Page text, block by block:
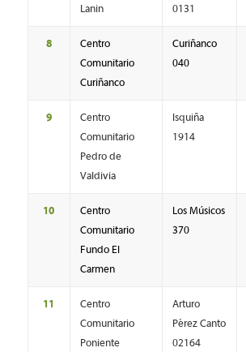
Lanin
0131
8
Centro
Comunitario
Curiñanco
Curiñanco
040
9
Centro
Comunitario
Pedro de
Valdivia
Isquiña
1914
10
Centro
Comunitario
Fundo El
Carmen
Los Músicos
370
11
Centro
Comunitario
Poniente
Arturo
Pérez Canto
02164